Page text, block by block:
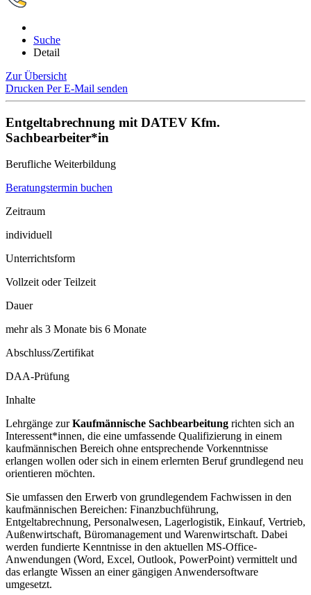
Suche
Detail
Zur Übersicht
Drucken Per E-Mail senden
Entgeltabrechnung mit DATEV Kfm.
Sachbearbeiter*in
Berufliche Weiterbildung
Beratungstermin buchen
Zeitraum
individuell
Unterrichtsform
Vollzeit oder Teilzeit
Dauer
mehr als 3 Monate bis 6 Monate
Abschluss/Zertifikat
DAA-Prüfung
Inhalte
Lehrgänge zurKaufmännische Sachbearbeitung richten sich an
Interessent*innen, die eine umfassende Qualifizierung in einem
kaufmännischen Bereich ohne entsprechende Vorkenntnisse
erlangen wollen oder sich in einem erlernten Beruf grundlegend neu
orientieren möchten.
Sie umfassen den Erwerb von grundlegendem Fachwissen in den
kaufmännischen Bereichen: Finanzbuchführung,
Entgeltabrechnung, Personalwesen, Lagerlogistik, Einkauf, Vertrieb,
Außenwirtschaft, Büromanagement und Warenwirtschaft. Dabei
werden fundierte Kenntnisse in den aktuellen MS-Office-
Anwendungen (Word, Excel, Outlook, PowerPoint) vermittelt und
das erlangte Wissen an einer gängigen Anwendersoftware
umgesetzt.